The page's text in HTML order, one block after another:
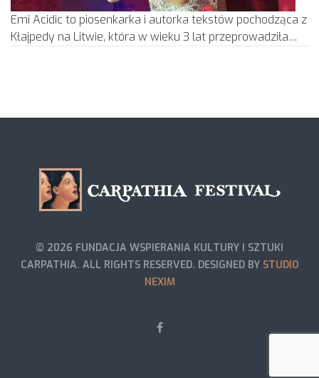
Emi Acidic to piosenkarka i autorka tekstów pochodząca z
Kłajpedy na Litwie, która w wieku 3 lat przeprowadziła…
© 2026 FUNDACJA WSPIERANIA KULTURY I SZTUKI
CARPATHIA. ALL RIGHTS RESERVED. DESIGNED BY STUDIO
NEXIM